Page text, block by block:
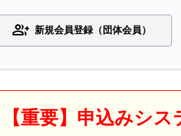
group_add 新規会員登録（団体会員）
【重要】申込みシ